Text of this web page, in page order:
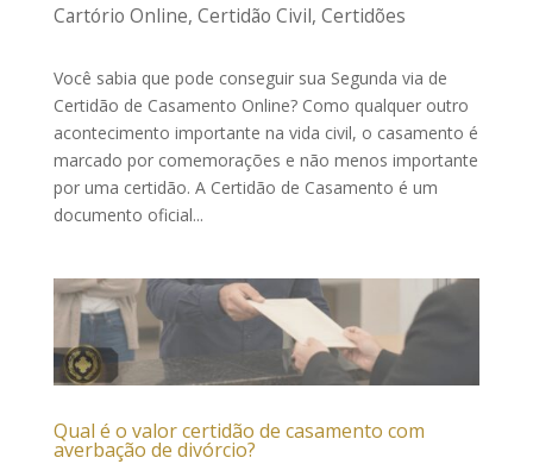
Cartório Online, Certidão Civil, Certidões
Você sabia que pode conseguir sua Segunda via de
Certidão de Casamento Online? Como qualquer outro
acontecimento importante na vida civil, o casamento é
marcado por comemorações e não menos importante
por uma certidão. A Certidão de Casamento é um
documento oficial...
Qual é o valor certidão de casamento com
averbação de divórcio?